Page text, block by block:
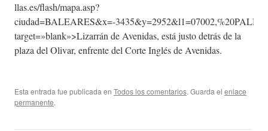
llas.es/flash/mapa.asp?
ciudad=BALEARES&x=-
target=»blank»>Lizarrán de Avenidas, está justo detrás de la
plaza del Olivar, enfrente del Corte Inglés de Avenidas.
Esta entrada fue publicada en Todos los comentarios. Guarda el enlace
permanente.